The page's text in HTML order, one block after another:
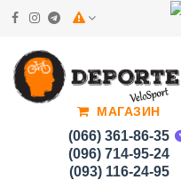
МАГАЗИН
(066) 361-86-35
(096) 714-95-24
(093) 116-24-95